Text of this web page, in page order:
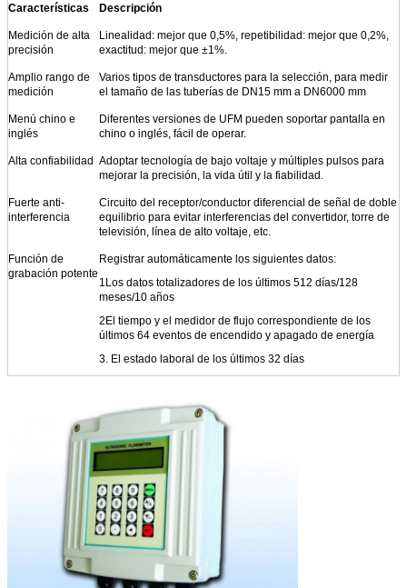
Características Descripción
Medición de alta
precisión
Linealidad: mejor que 0,5%, repetibilidad: mejor que 0,2%,
exactitud: mejor que ±1%.
Amplio rango de
medición
Varios tipos de transductores para la selección, para medir
el tamaño de las tuberías de DN15 mm a DN6000 mm
Menú chino e
inglés
Diferentes versiones de UFM pueden soportar pantalla en
chino o inglés, fácil de operar.
Alta confiabilidad Adoptar tecnología de bajo voltaje y múltiples pulsos para
mejorar la precisión, la vida útil y la fiabilidad.
Fuerte anti-
interferencia
Circuito del receptor/conductor diferencial de señal de doble
equilibrio para evitar interferencias del convertidor, torre de
televisión, línea de alto voltaje, etc.
Función de
grabación potente
Registrar automáticamente los siguientes datos:
1Los datos totalizadores de los últimos 512 días/128
meses/10 años
2El tiempo y el medidor de flujo correspondiente de los
últimos 64 eventos de encendido y apagado de energía
3. El estado laboral de los últimos 32 días